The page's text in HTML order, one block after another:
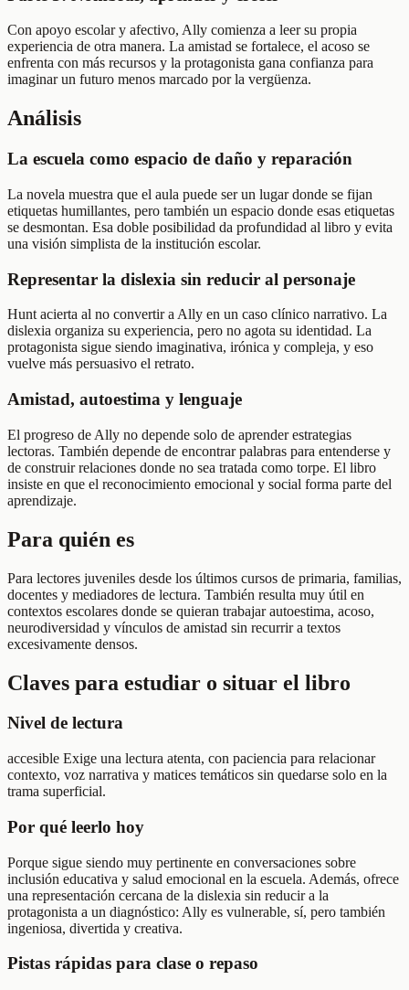
Con apoyo escolar y afectivo, Ally comienza a leer su propia
experiencia de otra manera. La amistad se fortalece, el acoso se
enfrenta con más recursos y la protagonista gana confianza para
imaginar un futuro menos marcado por la vergüenza.
Análisis
La escuela como espacio de daño y reparación
La novela muestra que el aula puede ser un lugar donde se fijan
etiquetas humillantes, pero también un espacio donde esas etiquetas
se desmontan. Esa doble posibilidad da profundidad al libro y evita
una visión simplista de la institución escolar.
Representar la dislexia sin reducir al personaje
Hunt acierta al no convertir a Ally en un caso clínico narrativo. La
dislexia organiza su experiencia, pero no agota su identidad. La
protagonista sigue siendo imaginativa, irónica y compleja, y eso
vuelve más persuasivo el retrato.
Amistad, autoestima y lenguaje
El progreso de Ally no depende solo de aprender estrategias
lectoras. También depende de encontrar palabras para entenderse y
de construir relaciones donde no sea tratada como torpe. El libro
insiste en que el reconocimiento emocional y social forma parte del
aprendizaje.
Para quién es
Para lectores juveniles desde los últimos cursos de primaria, familias,
docentes y mediadores de lectura. También resulta muy útil en
contextos escolares donde se quieran trabajar autoestima, acoso,
neurodiversidad y vínculos de amistad sin recurrir a textos
excesivamente densos.
Claves para estudiar o situar el libro
Nivel de lectura
accesible Exige una lectura atenta, con paciencia para relacionar
contexto, voz narrativa y matices temáticos sin quedarse solo en la
trama superficial.
Por qué leerlo hoy
Porque sigue siendo muy pertinente en conversaciones sobre
inclusión educativa y salud emocional en la escuela. Además, ofrece
una representación cercana de la dislexia sin reducir a la
protagonista a un diagnóstico: Ally es vulnerable, sí, pero también
ingeniosa, divertida y creativa.
Pistas rápidas para clase o repaso